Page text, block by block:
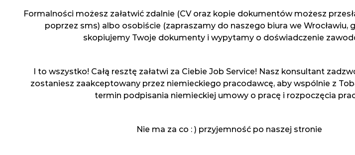
Formalności możesz załatwić zdalnie (CV oraz kopie dokumentów możesz
poprzez sms) albo osobiście (zapraszamy do naszego biura we Wrocławiu,
skopiujemy Twoje dokumenty i wypytamy o doświadczenie
I to wszystko! Całą resztę załatwi za Ciebie Job Service! Nasz konsultant
zostaniesz zaakceptowany przez niemieckiego pracodawcę, aby wspólnie z
termin podpisania niemieckiej umowy o pracę i rozpoczęcia
Nie ma za co : ) przyjemność po naszej stronie